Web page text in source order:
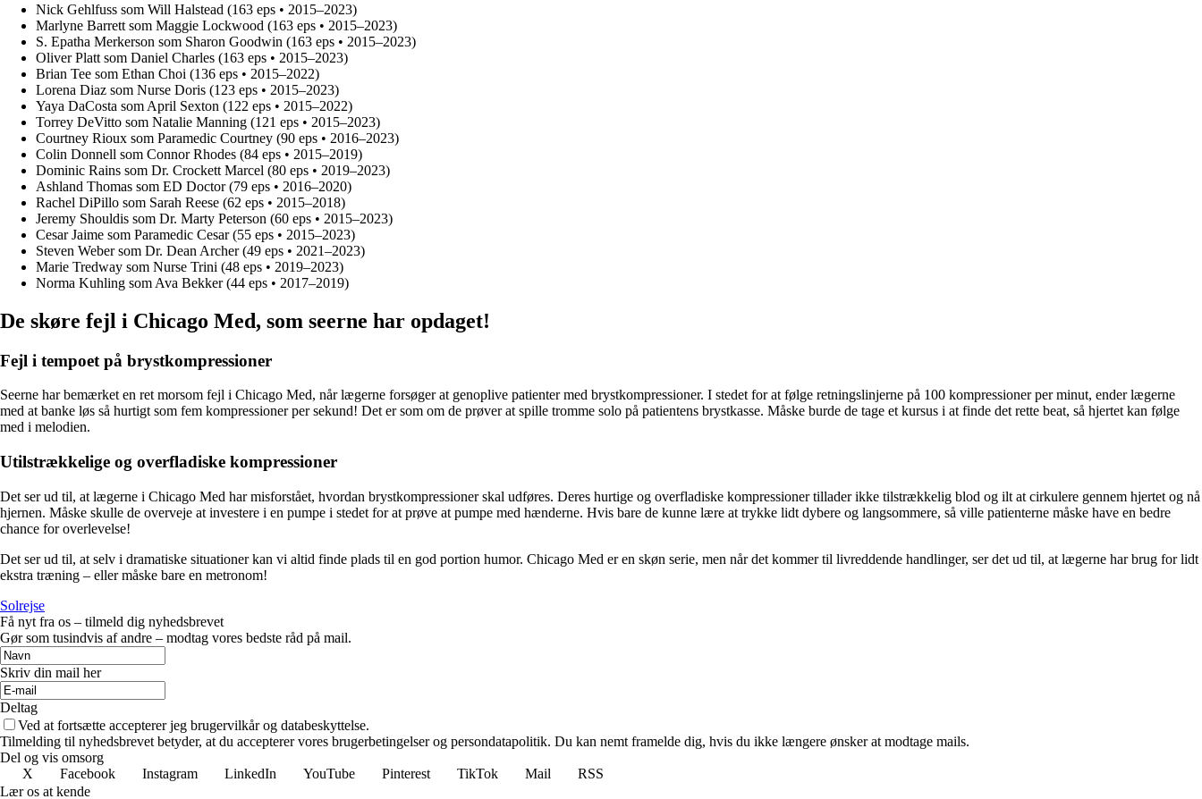
Nick Gehlfuss som Will Halstead (163 eps • 2015–2023)
Marlyne Barrett som Maggie Lockwood (163 eps • 2015–2023)
S. Epatha Merkerson som Sharon Goodwin (163 eps • 2015–2023)
Oliver Platt som Daniel Charles (163 eps • 2015–2023)
Brian Tee som Ethan Choi (136 eps • 2015–2022)
Lorena Diaz som Nurse Doris (123 eps • 2015–2023)
Yaya DaCosta som April Sexton (122 eps • 2015–2022)
Torrey DeVitto som Natalie Manning (121 eps • 2015–2023)
Courtney Rioux som Paramedic Courtney (90 eps • 2016–2023)
Colin Donnell som Connor Rhodes (84 eps • 2015–2019)
Dominic Rains som Dr. Crockett Marcel (80 eps • 2019–2023)
Ashland Thomas som ED Doctor (79 eps • 2016–2020)
Rachel DiPillo som Sarah Reese (62 eps • 2015–2018)
Jeremy Shouldis som Dr. Marty Peterson (60 eps • 2015–2023)
Cesar Jaime som Paramedic Cesar (55 eps • 2015–2023)
Steven Weber som Dr. Dean Archer (49 eps • 2021–2023)
Marie Tredway som Nurse Trini (48 eps • 2019–2023)
Norma Kuhling som Ava Bekker (44 eps • 2017–2019)
De skøre fejl i Chicago Med, som seerne har opdaget!
Fejl i tempoet på brystkompressioner
Seerne har bemærket en ret morsom fejl i Chicago Med, når lægerne forsøger at genoplive patienter med brystkompressioner. I stedet for at følge retningslinjerne på 100 kompressioner per minut, ender lægerne
med at banke løs så hurtigt som fem kompressioner per sekund! Det er som om de prøver at spille tromme solo på patientens brystkasse. Måske burde de tage et kursus i at finde det rette beat, så hjertet kan følge
med i melodien.
Utilstrækkelige og overfladiske kompressioner
Det ser ud til, at lægerne i Chicago Med har misforstået, hvordan brystkompressioner skal udføres. Deres hurtige og overfladiske kompressioner tillader ikke tilstrækkelig blod og ilt at cirkulere gennem hjertet og nå
hjernen. Måske skulle de overveje at investere i en pumpe i stedet for at prøve at pumpe med hænderne. Hvis bare de kunne lære at trykke lidt dybere og langsommere, så ville patienterne måske have en bedre
chance for overlevelse!
Det ser ud til, at selv i dramatiske situationer kan vi altid finde plads til en god portion humor. Chicago Med er en skøn serie, men når det kommer til livreddende handlinger, ser det ud til, at lægerne har brug for lidt
ekstra træning – eller måske bare en metronom!
Solrejse
Få nyt fra os – tilmeld dig nyhedsbrevet
Gør som tusindvis af andre – modtag vores bedste råd på mail.
Skriv din mail her
Deltag
Ved at fortsætte accepterer jeg brugervilkår og databeskyttelse.
Tilmelding til nyhedsbrevet betyder, at du accepterer vores brugerbetingelser og persondatapolitik. Du kan nemt framelde dig, hvis du ikke længere ønsker at modtage mails.
Del og vis omsorg
X
Facebook Instagram LinkedIn YouTube Pinterest TikTok Mail
RSS
Lær os at kende